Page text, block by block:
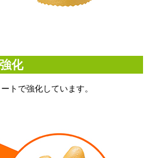
化
トで強化しています。